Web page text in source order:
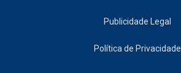
Publicidade Legal
Política de Privacidade